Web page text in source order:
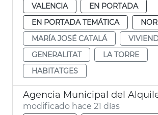
VALENCIA
EN PORTADA
EN PORTADA TEMÁTICA
MARÍA JOSÉ CATALÁ
GENERALITAT
LA TORRE
HABITATGES
Agencia Municipal del
modificado hace 21 días